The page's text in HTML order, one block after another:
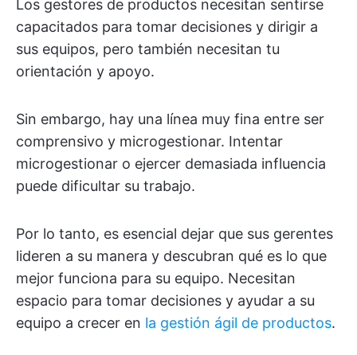
Los gestores de productos necesitan sentirse
capacitados para tomar decisiones y dirigir a
sus equipos, pero también necesitan tu
orientación y apoyo.
Sin embargo, hay una línea muy fina entre ser
comprensivo y microgestionar. Intentar
microgestionar o ejercer demasiada influencia
puede dificultar su trabajo.
Por lo tanto, es esencial dejar que sus gerentes
lideren a su manera y descubran qué es lo que
mejor funciona para su equipo. Necesitan
espacio para tomar decisiones y ayudar a su
equipo a crecer en la gestión ágil de productos.